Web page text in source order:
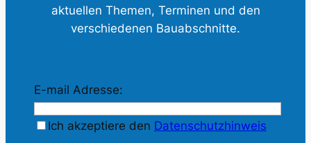
aktuellen Themen, Terminen und den
verschiedenen Bauabschnitte.
E-mail Adresse:
Ich akzeptiere den Datenschutzhinweis